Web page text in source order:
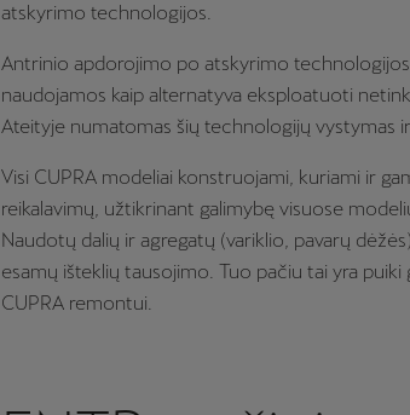
atskyrimo technologijos.
Antrinio apdorojimo po atskyrimo technologijos
naudojamos kaip alternatyva eksploatuoti
Ateityje numatomas šių technologijų vystymas
Visi CUPRA modeliai konstruojami, kuriami ir
reikalavimų, užtikrinant galimybę visuose
Naudotų dalių ir agregatų (variklio, pavarų
esamų išteklių tausojimo. Tuo pačiu tai yra
CUPRA remontui.